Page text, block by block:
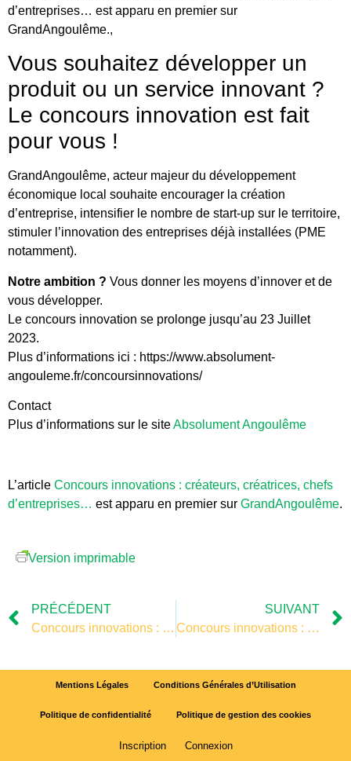
d’entreprises… est apparu en premier sur
GrandAngoulême.,
Vous souhaitez développer un
produit ou un service innovant ?
Le concours innovation est fait
pour vous !
GrandAngoulême, acteur majeur du développement
économique local souhaite encourager la création
d’entreprise, intensifier le nombre de start-up sur le territoire,
stimuler l’innovation des entreprises déjà installées (PME
notamment).
Notre ambition ? Vous donner les moyens d’innover et de
vous développer.
Le concours innovation se prolonge jusqu’au 23 Juillet
2023.
Plus d’informations ici : https://www.absolument-
angouleme.fr/concoursinnovations/
Contact
Plus d’informations sur le siteAbsolument Angoulême
L’article Concours innovations : créateurs, créatrices, chefs
d’entreprises… est apparu en premier sur GrandAngoulême.
Version imprimable
PRÉCÉDENT
Concours innovations : créateurs, créatrices, chefs d’entreprises…
SUIVANT
Concours innovations : créateurs, créatrices, chefs d’entreprises…
Mentions Légales Conditions Générales d’Utilisation
Politique de confidentialité Politique de gestion des cookies
Inscription Connexion